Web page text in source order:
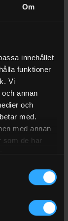
Om
innehållet
funktioner
Vi
annan
och
med.
med annan
som de har
kit som
behållare
och
entreprenad